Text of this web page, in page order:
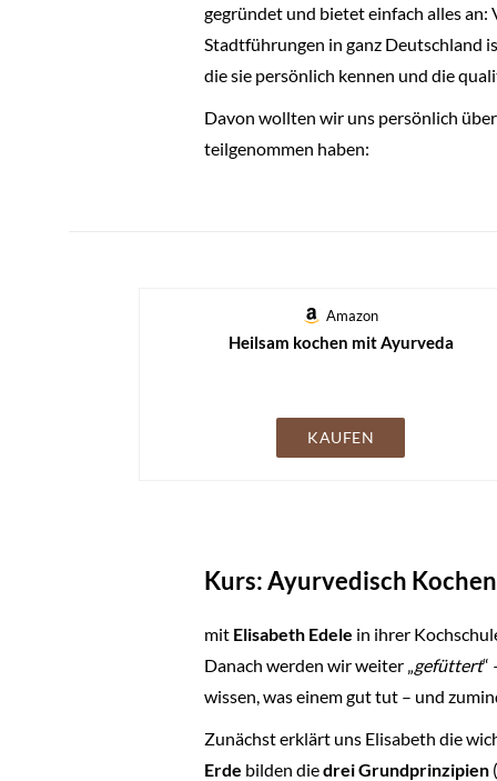
gegründet und bietet einfach alles
Stadtführungen in ganz Deutschland
die sie persönlich kennen und die
Davon wollten wir uns persönlich
teilgenommen haben:
Amazon
Heilsam kochen mit Ayurveda
KAUFEN
Kurs: Ayurvedisch
mit Elisabeth Edele in ihrer
Danach werden wir weiter „gefüttert“
wissen, was einem gut tut – und
Zunächst erklärt uns Elisabeth die
Erde bilden diedrei Grundprinzipien (